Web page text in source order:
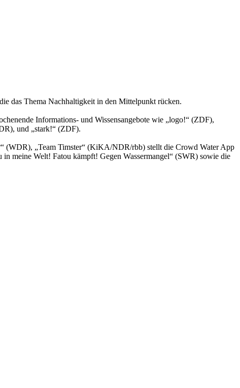
das Thema Nachhaltigkeit in den Mittelpunkt rücken.
Informations- und Wissensangebote wie „logo!“ (ZDF),
und „stark!“ (ZDF).
(WDR), „Team Timster“ (KiKA/NDR/rbb) stellt die Crowd Water App
meine Welt! Fatou kämpft! Gegen Wassermangel“ (SWR) sowie die